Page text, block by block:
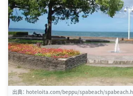
出典： hoteloita.com/beppu/spabeach/